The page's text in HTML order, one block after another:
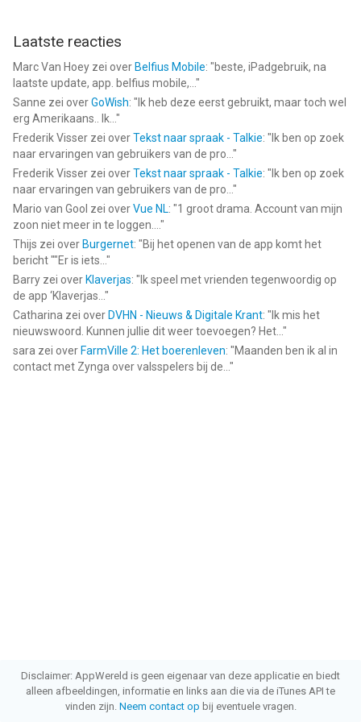
Laatste reacties
Marc Van Hoey zei over Belfius Mobile: "beste, iPadgebruik, na
laatste update, app. belfius mobile,... "
Sanne zei overGoWish: " Ik heb deze eerst gebruikt, maar toch wel
erg Amerikaans.. Ik... "
Frederik Visser zei overTekst naar spraak - Talkie: " Ik ben op zoek
naar ervaringen van gebruikers van de pro... "
Frederik Visser zei overTekst naar spraak - Talkie: " Ik ben op zoek
naar ervaringen van gebruikers van de pro... "
Mario van Gool zei overVue NL: "1 groot drama. Account van mijn
zoon niet meer in te loggen.... "
Thijs zei over Burgernet: "Bij het openen van de app komt het
bericht ""Er is iets... "
Barry zei over Klaverjas: " Ik speel met vrienden tegenwoordig op
de app ‘Klaverjas... "
Catharina zei over DVHN - Nieuws & Digitale Krant: " Ik mis het
nieuwswoord. Kunnen jullie dit weer toevoegen? Het... "
sara zei over FarmVille 2: Het boerenleven: "Maanden ben ik al in
contact met Zynga over valsspelers bij de... "
Disclaimer: AppWereld is geen eigenaar van deze applicatie en biedt
alleen afbeeldingen, informatie en links aan die via de iTunes API te
vinden zijn. Neem contact op bij eventuele vragen.